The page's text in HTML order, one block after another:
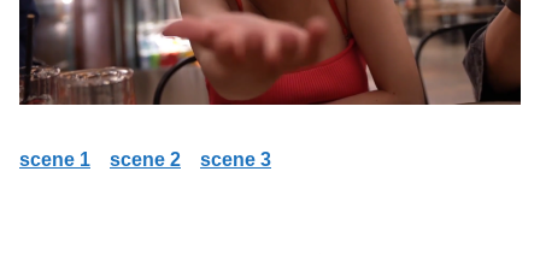
scene 1 scene 2 scene 3